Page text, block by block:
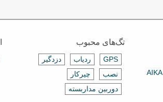
تگ‌های محبوب
GPS ردیاب
دزدگیر
نصب
چیرکار
دوربین مداربسته